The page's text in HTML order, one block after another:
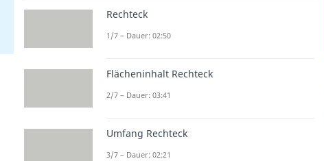
Rechteck
1/7 – Dauer: 02:50
Flächeninhalt Rechteck
2/7 – Dauer: 03:41
Umfang Rechteck
3/7 – Dauer: 02:21